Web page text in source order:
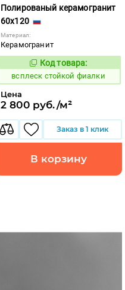
Полированый керамогранит
60x120
Материал:
Керамогранит
246739
Код товара:
всплеск стойкой фиалки
Цена
2 800 руб./м²
Заказ в 1 клик
В корзину